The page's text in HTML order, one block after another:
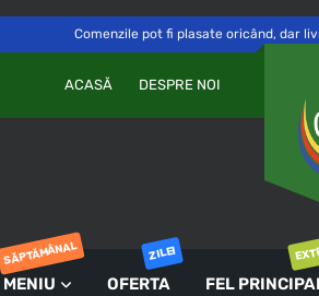
Comenzile pot fi plasate oricând, dar
ACASĂ DESPRE NOI
PAROLĂ
AUTENTIFICARE
Ai uitat parola?
MENIU
SĂPTĂMÂNAL
OFERTA
ZILEI
FEL